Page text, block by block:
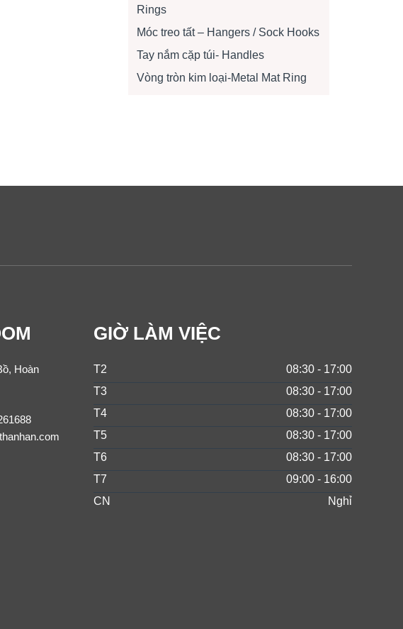
Rings
Móc treo tất – Hangers / Sock Hooks
Tay nắm cặp túi- Handles
Vòng tròn kim loại-Metal Mat Ring
Hoàn
GIỜ LÀM VIỆC
T2
08:30 - 17:00
T3
08:30 - 17:00
T4
08:30 - 17:00
T5
08:30 - 17:00
T6
08:30 - 17:00
T7
09:00 - 16:00
CN
Nghỉ